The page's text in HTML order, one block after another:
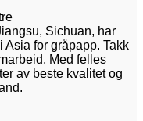
Sichuan, har
Asia for gråpapp. Takk
Med felles
av beste kvalitet og